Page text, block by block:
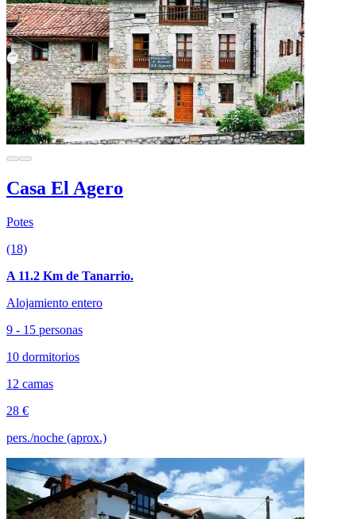
Casa El Agero
Potes
(18)
A 11.2 Km de Tanarrio.
Alojamiento entero
9 - 15 personas
10 dormitorios
12 camas
28 €
pers./noche (aprox.)